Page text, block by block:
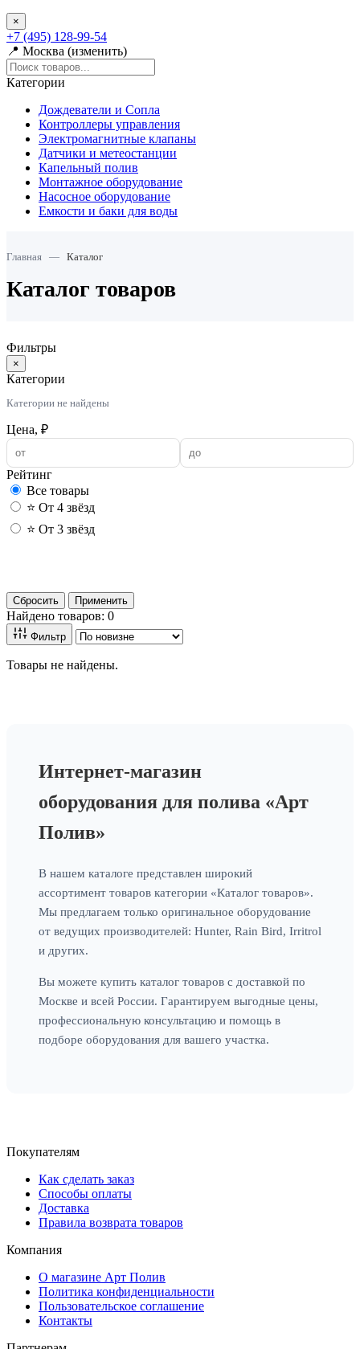
×
+7 (495) 128-99-54
📍 Москва (изменить)
Категории
Дождеватели и Сопла
Контроллеры управления
Электромагнитные клапаны
Датчики и метеостанции
Капельный полив
Монтажное оборудование
Насосное оборудование
Емкости и баки для воды
Главная — Каталог
Каталог товаров
Фильтры
×
Категории
Категории не найдены
Цена, ₽
Рейтинг
Все товары
⭐ От 4 звёзд
⭐ От 3 звёзд
Сбросить
Применить
Найдено товаров: 0
Фильтр
Товары не найдены.
Интернет-магазин
оборудования для полива «Арт
Полив»
В нашем каталоге представлен широкий
ассортимент товаров категории «Каталог товаров».
Мы предлагаем только оригинальное оборудование
от ведущих производителей: Hunter, Rain Bird, Irritrol
и других.
Вы можете купить каталог товаров с доставкой по
Москве и всей России. Гарантируем выгодные цены,
профессиональную консультацию и помощь в
подборе оборудования для вашего участка.
Покупателям
Как сделать заказ
Способы оплаты
Доставка
Правила возврата товаров
Компания
О магазине Арт Полив
Политика конфиденциальности
Пользовательское соглашение
Контакты